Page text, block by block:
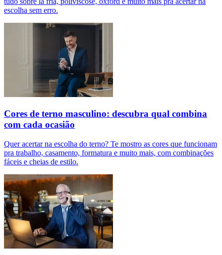
escolha sem erro.
Cores de terno masculino: descubra qual combina
com cada ocasião
Quer acertar na escolha do terno? Te mostro as cores que funcionam
pra trabalho, casamento, formatura e muito mais, com combinações
fáceis e cheias de estilo.